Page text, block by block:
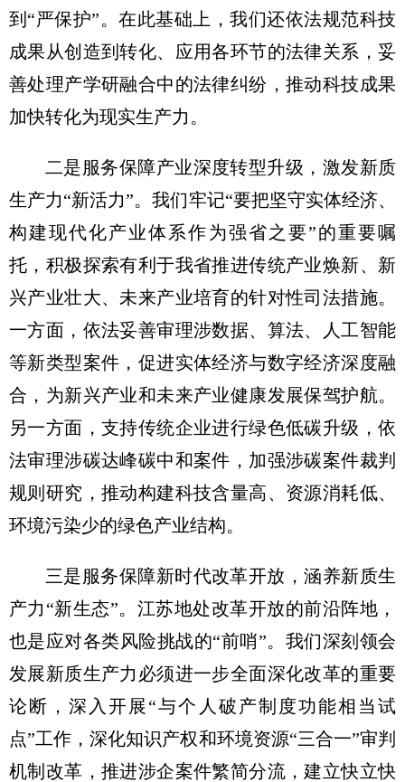
到“严保护”。在此基础上，我们还依法规范科技
成果从创造到转化、应用各环节的法律关系，妥
善处理产学研融合中的法律纠纷，推动科技成果
加快转化为现实生产力。
二是服务保障产业深度转型升级，激发新质
生产力“新活力”。我们牢记“要把坚守实体经济、
构建现代化产业体系作为强省之要”的重要嘱
托，积极探索有利于我省推进传统产业焕新、新
兴产业壮大、未来产业培育的针对性司法措施。
一方面，依法妥善审理涉数据、算法、人工智能
等新类型案件，促进实体经济与数字经济深度融
合，为新兴产业和未来产业健康发展保驾护航。
另一方面，支持传统企业进行绿色低碳升级，依
法审理涉碳达峰碳中和案件，加强涉碳案件裁判
规则研究，推动构建科技含量高、资源消耗低、
环境污染少的绿色产业结构。
三是服务保障新时代改革开放，涵养新质生
产力“新生态”。江苏地处改革开放的前沿阵地，
也是应对各类风险挑战的“前哨”。我们深刻领会
发展新质生产力必须进一步全面深化改革的重要
论断，深入开展“与个人破产制度功能相当试
点”工作，深化知识产权和环境资源“三合一”审判
机制改革，推进涉企案件繁简分流，建立快立快